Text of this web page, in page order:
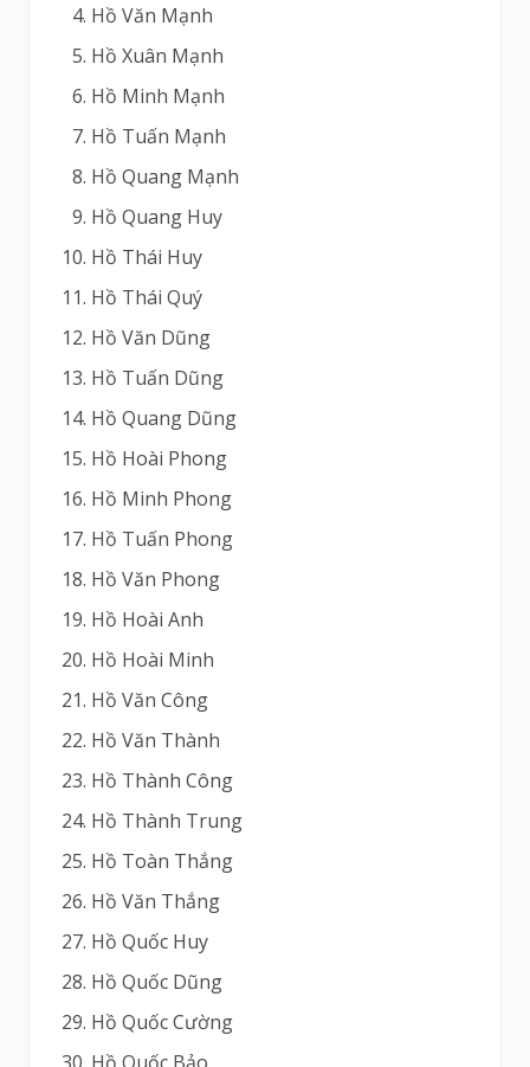
Hồ Văn Mạnh
Hồ Xuân Mạnh
Hồ Minh Mạnh
Hồ Tuấn Mạnh
Hồ Quang Mạnh
Hồ Quang Huy
Hồ Thái Huy
Hồ Thái Quý
Hồ Văn Dũng
Hồ Tuấn Dũng
Hồ Quang Dũng
Hồ Hoài Phong
Hồ Minh Phong
Hồ Tuấn Phong
Hồ Văn Phong
Hồ Hoài Anh
Hồ Hoài Minh
Hồ Văn Công
Hồ Văn Thành
Hồ Thành Công
Hồ Thành Trung
Hồ Toàn Thắng
Hồ Văn Thắng
Hồ Quốc Huy
Hồ Quốc Dũng
Hồ Quốc Cường